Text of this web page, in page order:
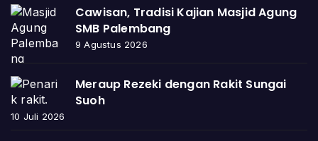
Cawisan, Tradisi Kajian Masjid Agung
SMB Palembang
9 Agustus 2026
Meraup Rezeki dengan Rakit Sungai
Suoh
10 Juli 2026